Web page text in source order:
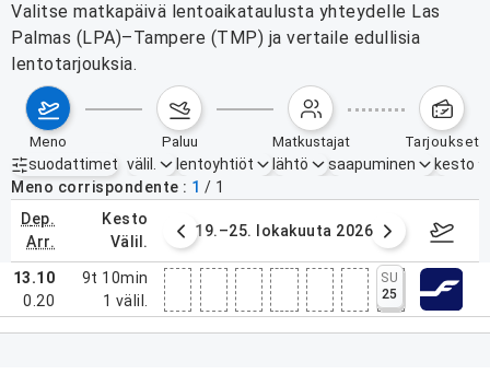
Valitse matkapäivä lentoaikataulusta yhteydelle Las
Palmas (LPA)–Tampere (TMP) ja vertaile edullisia
lentotarjouksia.
meno paluu matkustajat tarjoukset
suodattimet
Aktiiviset suodattimet ei mitään
välil. lentoyhtiöt lähtö saapuminen
kesto
Meno corrispondente
1 / 1
dep.
arr.
kesto
välil.
lokakuuta 2026 19.–25. lokakuuta 2026
13.10
0.20
9t 10min
1 välil.
SU
25